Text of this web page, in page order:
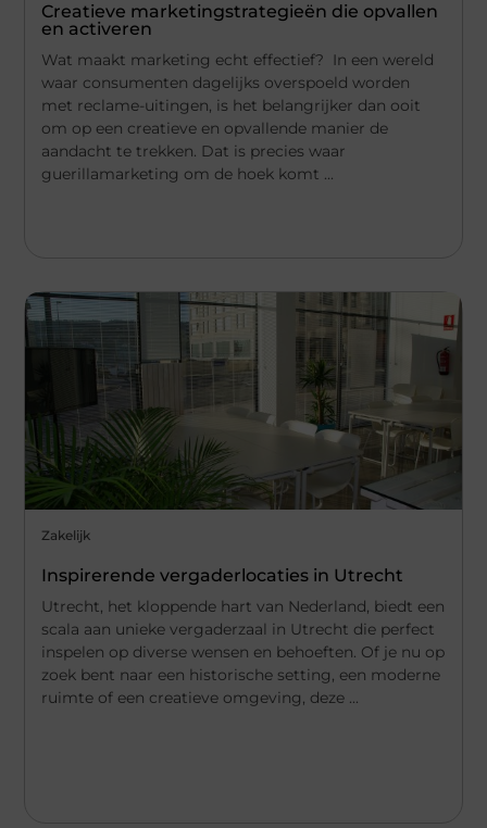
Creatieve marketingstrategieën die opvallen
en activeren
Wat maakt marketing echt effectief? In een wereld
waar consumenten dagelijks overspoeld worden
met reclame-uitingen, is het belangrijker dan ooit
om op een creatieve en opvallende manier de
aandacht te trekken. Dat is precies waar
guerillamarketing om de hoek komt ...
Zakelijk
Inspirerende vergaderlocaties in Utrecht
Utrecht, het kloppende hart van Nederland, biedt een
scala aan unieke vergaderzaal in Utrecht die perfect
inspelen op diverse wensen en behoeften. Of je nu op
zoek bent naar een historische setting, een moderne
ruimte of een creatieve omgeving, deze ...